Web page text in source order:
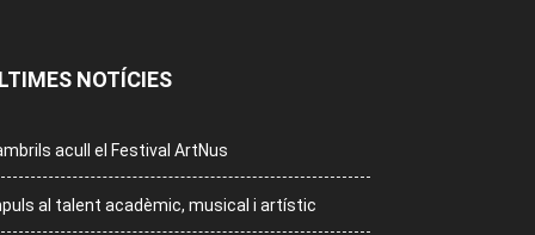
NOTÍCIES
acull el Festival ArtNus
al talent acadèmic, musical i artístic